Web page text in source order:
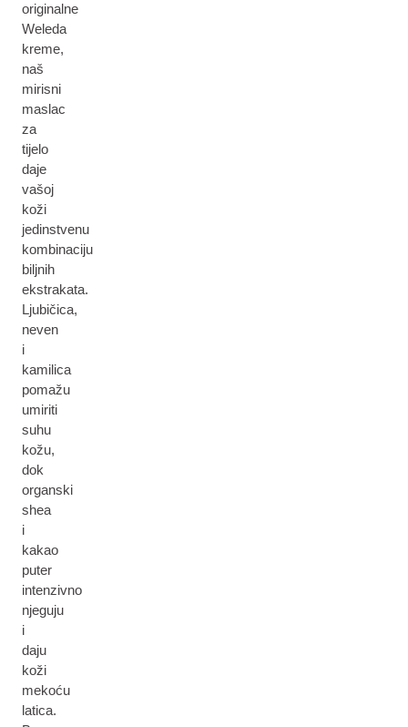
originalne
Weleda
kreme,
naš
mirisni
maslac
za
tijelo
daje
vašoj
koži
jedinstvenu
kombinaciju
biljnih
ekstrakata.
Ljubičica,
neven
i
kamilica
pomažu
umiriti
suhu
kožu,
dok
organski
shea
i
kakao
puter
intenzivno
njeguju
i
daju
koži
mekoću
latica.